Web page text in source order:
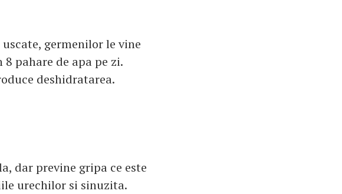
germenilor le vine
pahare de apa pe zi.
deshidratarea.
dar previne gripa ce este
urechilor si sinuzita.